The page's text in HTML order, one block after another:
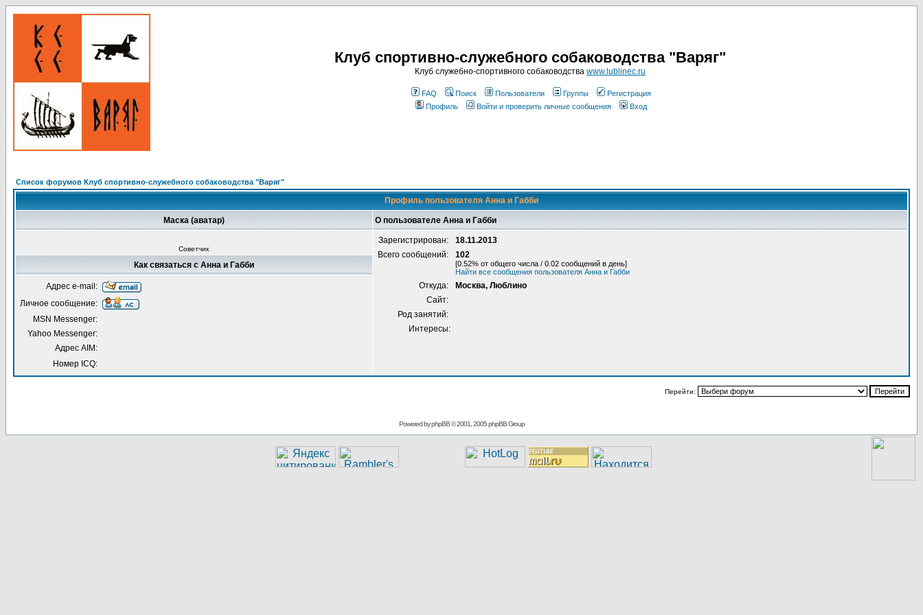
Клуб спортивно-служебного собаководства "Варяг"
Клуб служебно-спортивного собаководства www.lublinec.ru
FAQ Поиск Пользователи Группы
Регистрация
Профиль
Войти и проверить личные сообщения Вход
Список форумов Клуб спортивно-служебного собаководства "Варяг"
Профиль пользователя Анна и Габби
Маска (аватар) О пользователе Анна и Габби
Советчик
Зарегистрирован:
18.11.2013
Всего сообщений:
102
[0.52% от общего числа / 0.02 сообщений в день]
Найти все сообщения пользователя Анна и Габби
Откуда:
Москва, Люблино
Сайт:
Род занятий:
Интересы:
Как связаться с Анна и Габби
Адрес e-mail:
Личное сообщение:
MSN Messenger:
Yahoo Messenger:
Адрес AIM:
Номер ICQ:
Перейти:
Powered byphpBB© 2001, 2005 phpBB Group